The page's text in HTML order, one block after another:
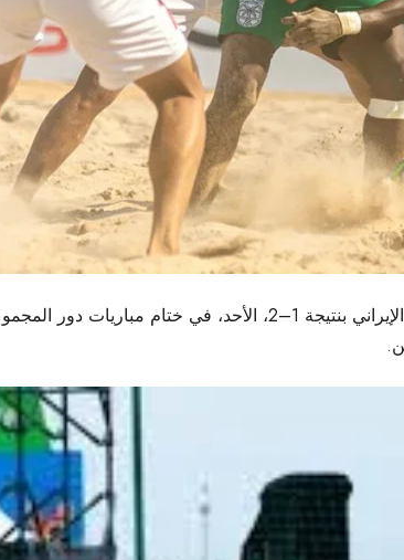
خسر المنتخب السعودي لكرة القدم الشاطئية مواجهته أمام نظيره